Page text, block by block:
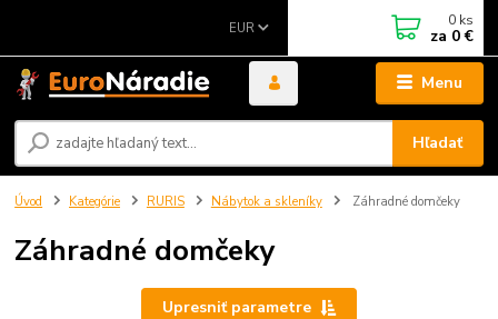
Menu
EUR
Hľadať
0 ks
za 0 €
Úvod Kategórie RURIS Nábytok a skleníky Záhradné domčeky
Záhradné domčeky
Upresniť parametre